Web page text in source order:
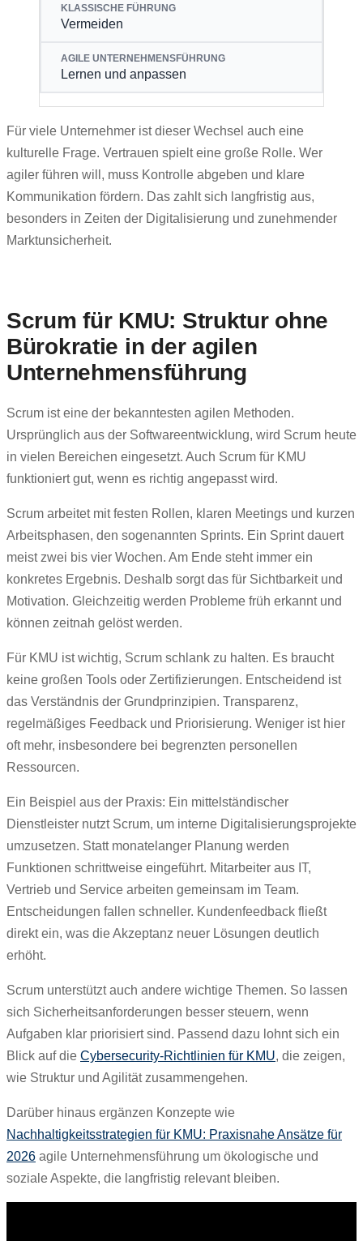
Vermeiden
Lernen und anpassen
Für viele Unternehmer ist dieser Wechsel auch eine
kulturelle Frage. Vertrauen spielt eine große Rolle. Wer
agiler führen will, muss Kontrolle abgeben und klare
Kommunikation fördern. Das zahlt sich langfristig aus,
besonders in Zeiten der Digitalisierung und zunehmender
Marktunsicherheit.
Scrum für KMU: Struktur ohne
Bürokratie in der agilen
Unternehmensführung
Scrum ist eine der bekanntesten agilen Methoden.
Ursprünglich aus der Softwareentwicklung, wird Scrum heute
in vielen Bereichen eingesetzt. Auch Scrum für KMU
funktioniert gut, wenn es richtig angepasst wird.
Scrum arbeitet mit festen Rollen, klaren Meetings und kurzen
Arbeitsphasen, den sogenannten Sprints. Ein Sprint dauert
meist zwei bis vier Wochen. Am Ende steht immer ein
konkretes Ergebnis. Deshalb sorgt das für Sichtbarkeit und
Motivation. Gleichzeitig werden Probleme früh erkannt und
können zeitnah gelöst werden.
Für KMU ist wichtig, Scrum schlank zu halten. Es braucht
keine großen Tools oder Zertifizierungen. Entscheidend ist
das Verständnis der Grundprinzipien. Transparenz,
regelmäßiges Feedback und Priorisierung. Weniger ist hier
oft mehr, insbesondere bei begrenzten personellen
Ressourcen.
Ein Beispiel aus der Praxis: Ein mittelständischer
Dienstleister nutzt Scrum, um interne Digitalisierungsprojekte
umzusetzen. Statt monatelanger Planung werden
Funktionen schrittweise eingeführt. Mitarbeiter aus IT,
Vertrieb und Service arbeiten gemeinsam im Team.
Entscheidungen fallen schneller. Kundenfeedback fließt
direkt ein, was die Akzeptanz neuer Lösungen deutlich
erhöht.
Scrum unterstützt auch andere wichtige Themen. So lassen
sich Sicherheitsanforderungen besser steuern, wenn
Aufgaben klar priorisiert sind. Passend dazu lohnt sich ein
Blick auf die Cybersecurity‑Richtlinien für KMU, die zeigen,
wie Struktur und Agilität zusammengehen.
Darüber hinaus ergänzen Konzepte wie
Nachhaltigkeitsstrategien für KMU: Praxisnahe Ansätze für
2026 agile Unternehmensführung um ökologische und
soziale Aspekte, die langfristig relevant bleiben.